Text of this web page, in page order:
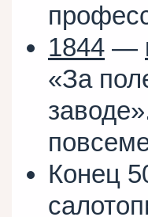
1844 —
«За
Конец